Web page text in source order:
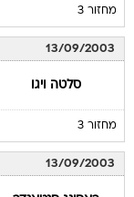
מחזור 3
13/09/2003
סלטה ויגו
מחזור 3
13/09/2003